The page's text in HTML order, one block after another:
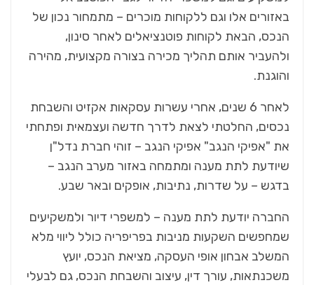
באזורים אלו וגם ללקוחות מוכרים – מתמחור נכון של
הנכס, הבאת לקוחות פוטנציאלים לאחר סינון,
ולהעביר אותם תהליך מכירה בצורה מקצועית, מהירה
והוגנת.
לאחר 6 שנים, אחרי עשרות עסקאות אקזיט והשבחת
נכסים, החלטתי לצאת לדרך חדשה ועצמאית ופתחתי
את "אפיקי הנגב" אפיקי הנגב – זוהי חברת נדל"ן
שיודעת לתת מענה ומתמחה באזור מערב הנגב –
בדגש – על שדרות, נתיבות, אופקים ובאר שבע.
החברה יודעת לתת מענה – למשפרי דיור ולמשקיעים
שמחפשים השקעות מניבות בפריפריה כולל ליווי מלא
המשלב אבחון אופי העסקה, מציאת הנכס, יועץ
משכנתאות, עורך דין, עיצוב והשבחת הנכס, גם לבעלי